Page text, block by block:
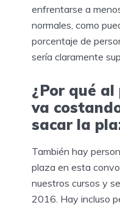
enfrentarse a
normales, como
porcentaje de
sería claramente
¿Por qué
va
sacar la
También hay
plaza en esta
nuestros cursos y
2016. Hay incluso